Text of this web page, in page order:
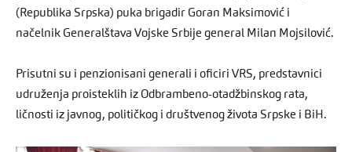
(Republika Srpska) puka brigadir Goran Maksimović i
načelnik Generalštava Vojske Srbije general Milan Mojsilović.
Prisutni su i penzionisani generali i oficiri VRS, predstavnici
udruženja proisteklih iz Odbrambeno-otadžbinskog rata,
ličnosti iz javnog, političkog i društvenog života Srpske i BiH.